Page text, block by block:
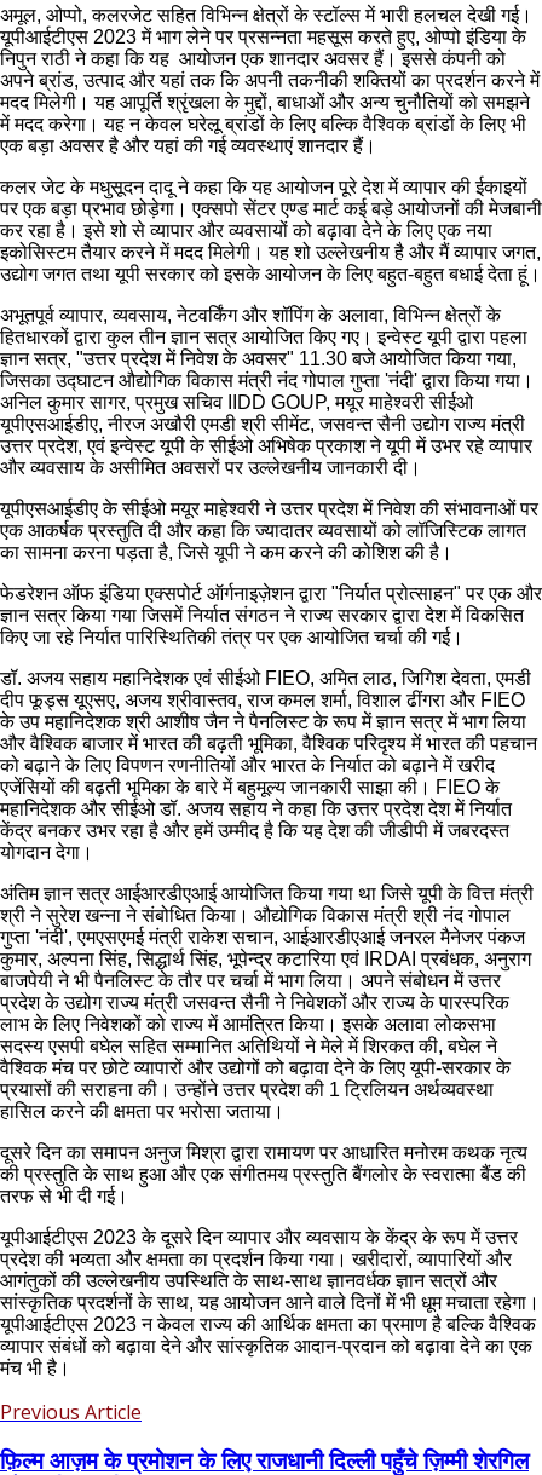
अमूल, ओप्पो, कलरजेट सहित विभिन्न क्षेत्रों के स्टॉल्स में भारी हलचल देखी गई।
यूपीआईटीएस 2023 में भाग लेने पर प्रसन्नता महसूस करते हुए, ओप्पो इंडिया के
निपुन राठी ने कहा कि यह आयोजन एक शानदार अवसर हैं। इससे कंपनी को
अपने ब्रांड, उत्पाद और यहां तक ​​कि अपनी तकनीकी शक्तियों का प्रदर्शन करने में
मदद मिलेगी। यह आपूर्ति श्रृंखला के मुद्दों, बाधाओं और अन्य चुनौतियों को समझने
में मदद करेगा। यह न केवल घरेलू ब्रांडों के लिए बल्कि वैश्विक ब्रांडों के लिए भी
एक बड़ा अवसर है और यहां की गई व्यवस्थाएं शानदार हैं।
कलर जेट के मधुसूदन दादू ने कहा कि यह आयोजन पूरे देश में व्यापार की ईकाइयों
पर एक बड़ा प्रभाव छोड़ेगा। एक्सपो सेंटर एण्ड मार्ट कई बड़े आयोजनों की मेजबानी
कर रहा है। इसे शो से व्यापार और व्यवसायों को बढ़ावा देने के लिए एक नया
इकोसिस्टम तैयार करने में मदद मिलेगी। यह शो उल्लेखनीय है और मैं व्यापार जगत,
उद्योग जगत तथा यूपी सरकार को इसके आयोजन के लिए बहुत-बहुत बधाई देता हूं।
अभूतपूर्व व्यापार, व्यवसाय, नेटवर्किंग और शॉपिंग के अलावा, विभिन्न क्षेत्रों के
हितधारकों द्वारा कुल तीन ज्ञान सत्र आयोजित किए गए। इन्वेस्ट यूपी द्वारा पहला
ज्ञान सत्र, "उत्तर प्रदेश में निवेश के अवसर" 11.30 बजे आयोजित किया गया,
जिसका उद्घाटन औद्योगिक विकास मंत्री नंद गोपाल गुप्ता 'नंदी' द्वारा किया गया।
अनिल कुमार सागर, प्रमुख सचिव IIDD GOUP, मयूर माहेश्वरी सीईओ
यूपीएसआईडीए, नीरज अखौरी एमडी श्री सीमेंट, जसवन्त सैनी उद्योग राज्य मंत्री
उत्तर प्रदेश, एवं इन्वेस्ट यूपी के सीईओ अभिषेक प्रकाश ने यूपी में उभर रहे व्यापार
और व्यवसाय के असीमित अवसरों पर उल्लेखनीय जानकारी दी।
यूपीएसआईडीए के सीईओ मयूर माहेश्वरी ने उत्तर प्रदेश में निवेश की संभावनाओं पर
एक आकर्षक प्रस्तुति दी और कहा कि ज्यादातर व्यवसायों को लॉजिस्टिक लागत
का सामना करना पड़ता है, जिसे यूपी ने कम करने की कोशिश की है।
फेडरेशन ऑफ इंडिया एक्सपोर्ट ऑर्गनाइज़ेशन द्वारा "निर्यात प्रोत्साहन" पर एक और
ज्ञान सत्र किया गया जिसमें निर्यात संगठन ने राज्य सरकार द्वारा देश में विकसित
किए जा रहे निर्यात पारिस्थितिकी तंत्र पर एक आयोजित चर्चा की गई।
डॉ. अजय सहाय महानिदेशक एवं सीईओ FIEO, अमित लाठ, जिगिश देवता, एमडी
दीप फूड्स यूएसए, अजय श्रीवास्तव, राज कमल शर्मा, विशाल ढींगरा और FIEO
के उप महानिदेशक श्री आशीष जैन ने पैनलिस्ट के रूप में ज्ञान सत्र में भाग लिया
और वैश्विक बाजार में भारत की बढ़ती भूमिका, वैश्विक परिदृश्य में भारत की पहचान
को बढ़ाने के लिए विपणन रणनीतियों और भारत के निर्यात को बढ़ाने में खरीद
एजेंसियों की बढ़ती भूमिका के बारे में बहुमूल्य जानकारी साझा की। FIEO के
महानिदेशक और सीईओ डॉ. अजय सहाय ने कहा कि उत्तर प्रदेश देश में निर्यात
केंद्र बनकर उभर रहा है और हमें उम्मीद है कि यह देश की जीडीपी में जबरदस्त
योगदान देगा।
अंतिम ज्ञान सत्र आईआरडीएआई आयोजित किया गया था जिसे यूपी के वित्त मंत्री
श्री ने सुरेश खन्ना ने संबोधित किया। औद्योगिक विकास मंत्री श्री नंद गोपाल
गुप्ता 'नंदी', एमएसएमई मंत्री राकेश सचान, आईआरडीएआई जनरल मैनेजर पंकज
कुमार, अल्पना सिंह, सिद्धार्थ सिंह, भूपेन्द्र कटारिया एवं IRDAI प्रबंधक, अनुराग
बाजपेयी ने भी पैनलिस्ट के तौर पर चर्चा में भाग लिया। अपने संबोधन में उत्तर
प्रदेश के उद्योग राज्य मंत्री जसवन्त सैनी ने निवेशकों और राज्य के पारस्परिक
लाभ के लिए निवेशकों को राज्य में आमंत्रित किया। इसके अलावा लोकसभा
सदस्य एसपी बघेल सहित सम्मानित अतिथियों ने मेले में शिरकत की, बघेल ने
वैश्विक मंच पर छोटे व्यापारों और उद्योगों को बढ़ावा देने के लिए यूपी-सरकार के
प्रयासों की सराहना की। उन्होंने उत्तर प्रदेश की 1 ट्रिलियन अर्थव्यवस्था
हासिल करने की क्षमता पर भरोसा जताया।
दूसरे दिन का समापन अनुज मिश्रा द्वारा रामायण पर आधारित मनोरम कथक नृत्य
की प्रस्तुति के साथ हुआ और एक संगीतमय प्रस्तुति बैंगलोर के स्वरात्मा बैंड की
तरफ से भी दी गई।
यूपीआईटीएस 2023 के दूसरे दिन व्यापार और व्यवसाय के केंद्र के रूप में उत्तर
प्रदेश की भव्यता और क्षमता का प्रदर्शन किया गया। खरीदारों, व्यापारियों और
आगंतुकों की उल्लेखनीय उपस्थिति के साथ-साथ ज्ञानवर्धक ज्ञान सत्रों और
सांस्कृतिक प्रदर्शनों के साथ, यह आयोजन आने वाले दिनों में भी धूम मचाता रहेगा।
यूपीआईटीएस 2023 न केवल राज्य की आर्थिक क्षमता का प्रमाण है बल्कि वैश्विक
व्यापार संबंधों को बढ़ावा देने और सांस्कृतिक आदान-प्रदान को बढ़ावा देने का एक
मंच भी है।
Previous Article
फ़िल्म आज़म के प्रमोशन के लिए राजधानी दिल्ली पहुँचे ज़िम्मी शेरगिल